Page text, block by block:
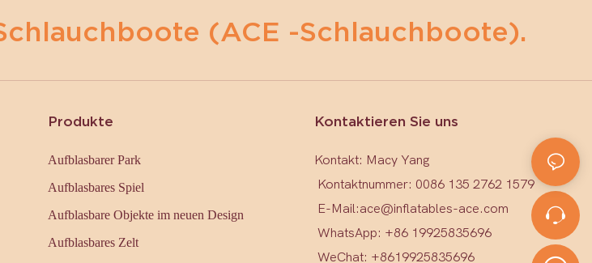
(ACE -Schlauchboote).
Produkte
Aufblasbarer Park
Aufblasbares Spiel
Aufblasbare Objekte im neuen Design
Aufblasbares Zelt
Kontaktieren Sie uns
Kontakt: Macy Yang
Kontaktnummer: 0086 135 2762 1579
E-Mail:ace@inflatables-ace.com
WhatsApp: +86 19925835696
WeChat: +8619925835696